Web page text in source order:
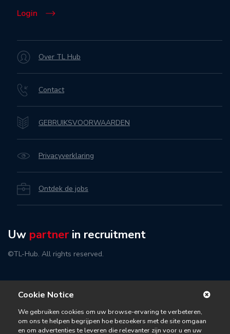
Login
Over TL Hub
Contact
GEBRUIKSVOORWAARDEN
Privacyverklaring
Ontdek de jobs
Uw partner in recruitment
©TL-Hub. All rights reserved.
Cookie Notice
We gebruiken cookies om uw browse-ervaring te verbeteren,
om ons te helpen begrijpen hoe bezoekers met de site omgaan
en om advertenties te leveren die relevanter zijn voor u en uw